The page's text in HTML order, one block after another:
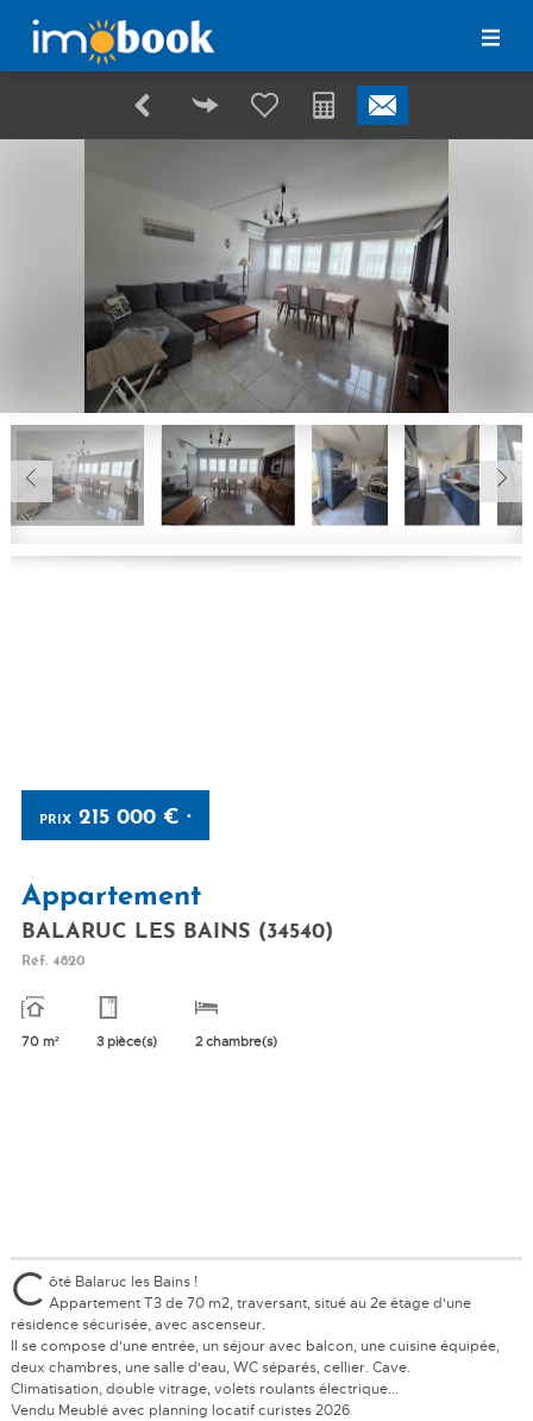
PRIX215 000 € *
Appartement
BALARUC LES BAINS (34540)
Réf. 4820
70 m² 3 pièce(s) 2 chambre(s)
C ôté Balaruc les Bains !
Appartement T3 de 70 m2, traversant, situé au 2e étage d'une
résidence sécurisée, avec ascenseur.
Il se compose d'une entrée, un séjour avec balcon, une cuisine équipée,
deux chambres, une salle d'eau, WC séparés, cellier. Cave.
Climatisation, double vitrage, volets roulants électrique...
Vendu Meublé avec planning locatif curistes 2026